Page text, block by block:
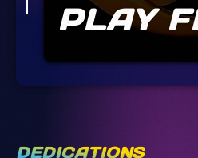
PLAY
DEDICATIONS